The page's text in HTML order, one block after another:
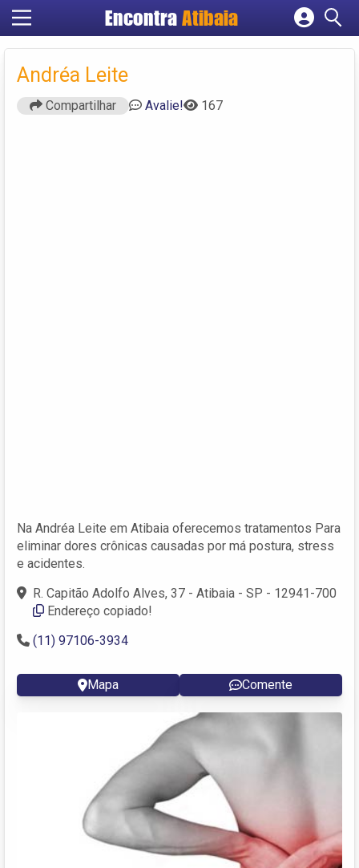
Encontra Atibaia
Cadastrar empresa
Andréa Leite
Compartilhar Avalie! 167
Na Andréa Leite em Atibaia oferecemos tratamentos Para
eliminar dores crônicas causadas por má postura, stress
e acidentes.
R. Capitão Adolfo Alves, 37 - Atibaia - SP - 12941-700
Endereço copiado!
(11) 97106-3934
Mapa Comente